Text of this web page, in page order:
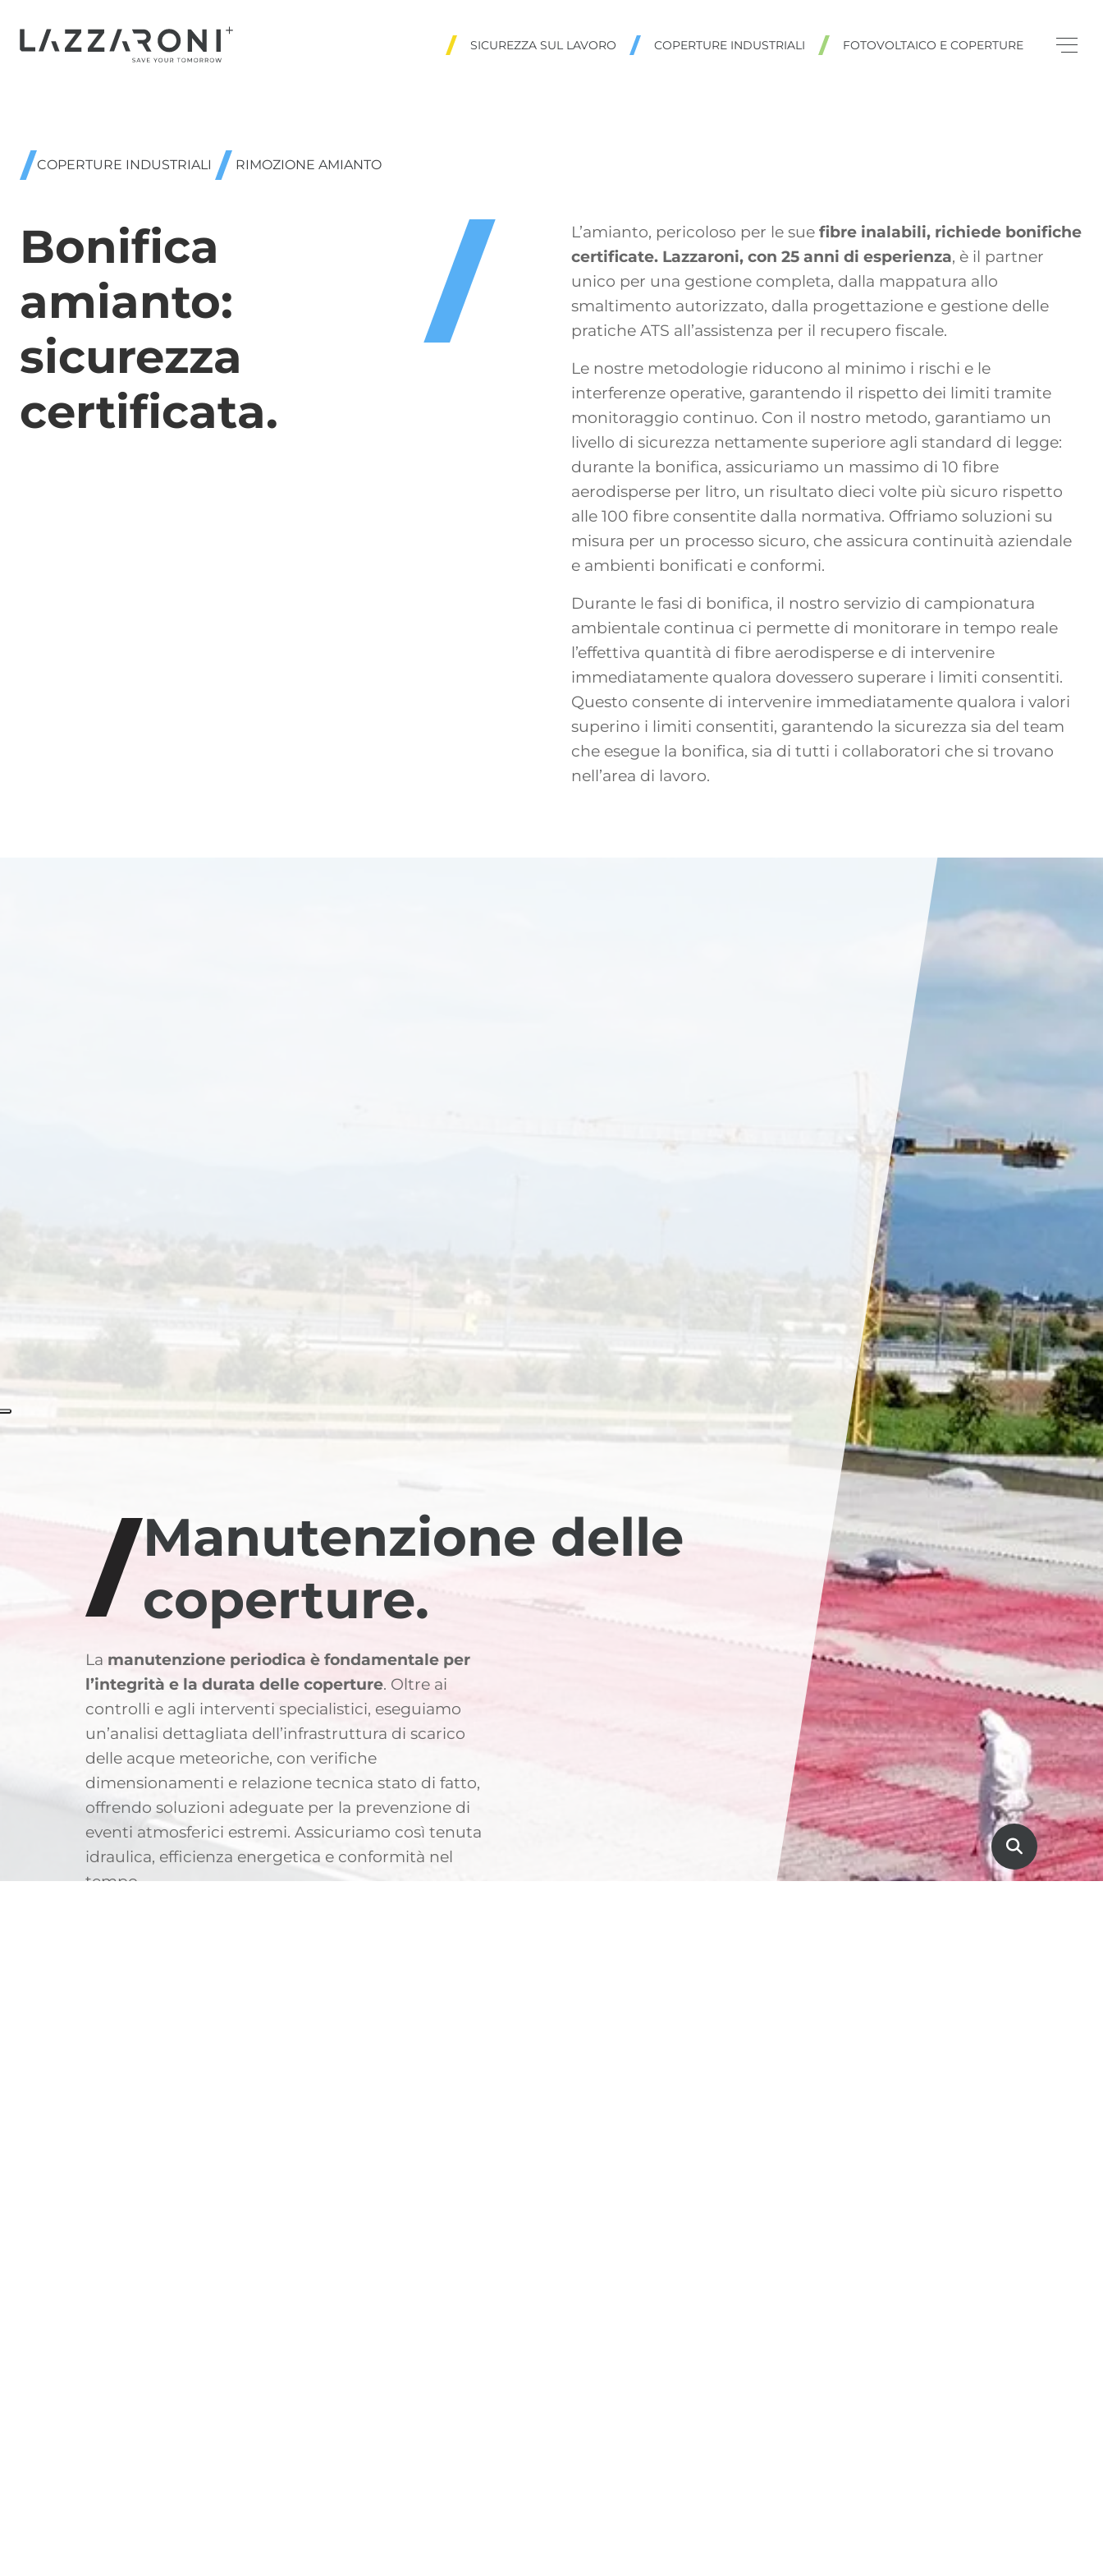
SICUREZZA SUL LAVORO COPERTURE INDUSTRIALI FOTOVOLTAICO E COPERTURE
COPERTURE INDUSTRIALI RIMOZIONE AMIANTO
Bonifica
amianto:
sicurezza
certificata.
L’amianto, pericoloso per le sue fibre inalabili, richiede bonifiche
certificate. Lazzaroni, con 25 anni di esperienza, è il partner
unico per una gestione completa, dalla mappatura allo
smaltimento autorizzato, dalla progettazione e gestione delle
pratiche ATS all’assistenza per il recupero fiscale.
Le nostre metodologie riducono al minimo i rischi e le
interferenze operative, garantendo il rispetto dei limiti tramite
monitoraggio continuo. Con il nostro metodo, garantiamo un
livello di sicurezza nettamente superiore agli standard di legge:
durante la bonifica, assicuriamo un massimo di 10 fibre
aerodisperse per litro, un risultato dieci volte più sicuro rispetto
alle 100 fibre consentite dalla normativa. Offriamo soluzioni su
misura per un processo sicuro, che assicura continuità aziendale
e ambienti bonificati e conformi.
Durante le fasi di bonifica, il nostro servizio di campionatura
ambientale continua ci permette di monitorare in tempo reale
l’effettiva quantità di fibre aerodisperse e di intervenire
immediatamente qualora dovessero superare i limiti consentiti.
Questo consente di intervenire immediatamente qualora i valori
superino i limiti consentiti, garantendo la sicurezza sia del team
che esegue la bonifica, sia di tutti i collaboratori che si trovano
nell’area di lavoro.
Manutenzione delle
coperture.
La manutenzione periodica è fondamentale per
l’integrità e la durata delle coperture. Oltre ai
controlli e agli interventi specialistici, eseguiamo
un’analisi dettagliata dell’infrastruttura di scarico
delle acque meteoriche, con verifiche
dimensionamenti e relazione tecnica stato di fatto,
offrendo soluzioni adeguate per la prevenzione di
eventi atmosferici estremi. Assicuriamo così tenuta
idraulica, efficienza energetica e conformità nel
tempo.